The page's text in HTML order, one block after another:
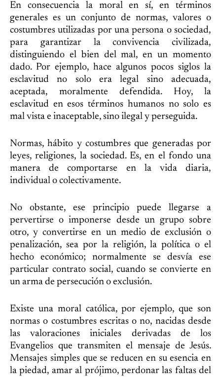
En consecuencia la moral en sí, en términos
generales es un conjunto de normas, valores o
costumbres utilizadas por una persona o sociedad,
para garantizar la convivencia civilizada,
distinguiendo el bien del mal, en un momento
dado. Por ejemplo, hace algunos pocos siglos la
esclavitud no solo era legal sino adecuada,
aceptada, moralmente defendida. Hoy, la
esclavitud en esos términos humanos no solo es
mal vista e inaceptable, sino ilegal y perseguida.
Normas, hábito y costumbres que generadas por
leyes, religiones, la sociedad. Es, en el fondo una
manera de comportarse en la vida diaria,
individual o colectivamente.
No obstante, ese principio puede llegarse a
pervertirse o imponerse desde un grupo sobre
otro, y convertirse en un medio de exclusión o
penalización, sea por la religión, la política o el
hecho económico; normalmente se desvía ese
particular contrato social, cuando se convierte en
un arma de persecución o exclusión.
Existe una moral católica, por ejemplo, que son
normas o costumbres escritas o no, nacidas desde
las valoraciones iniciales derivadas de los
Evangelios que transmiten el mensaje de Jesús.
Mensajes simples que se reducen en su esencia en
la piedad, amar al prójimo, perdonar las faltas del